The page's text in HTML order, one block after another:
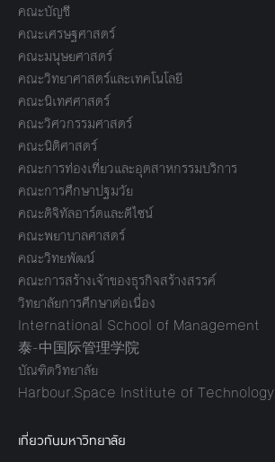
คณะบัญชี
คณะเศรษฐศาสตร์
คณะมนุษยศาสตร์
คณะวิทยาศาสตร์และเทคโนโลยี
คณะนิเทศศาสตร์
คณะวิศวกรรมศาสตร์
คณะนิติศาสตร์
คณะการท่องเที่ยวและอุตสาหกรรมบริการ
คณะการศึกษาปฐมวัย
คณะดิจิทัลอาร์ตและดีไซน์
คณะพยาบาลศาสตร์
คณะวิทยพัฒน์
คณะการสร้างเจ้าของธุรกิจสร้างสรรค์
วิทยาลัยการศึกษาต่อเนื่อง
International School of Management
泰-中国际管理学院
บัณฑิตวิทยาลัย
Harbour.Space Institute of Technology
เกี่ยวกับมหาวิทยาลัย